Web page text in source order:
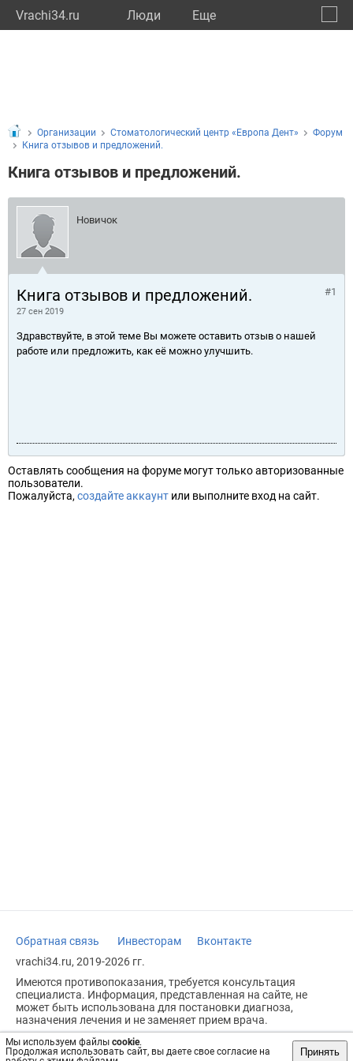
Vrachi34.ru Люди Eще
Мы используем файлы cookie.
Продолжая использовать сайт, вы даете свое согласие на
Принять
Организации Стоматологический центр «Европа Дент»
Форум
Книга отзывов и предложений.
Книга отзывов и предложений.
Новичок
Книга отзывов и предложений.
27 сен 2019
#1
Здравствуйте, в этой теме Вы можете оставить отзыв о нашей
работе или предложить, как её можно улучшить.
Оставлять сообщения на форуме могут только авторизованные
пользователи.
Пожалуйста, создайте аккаунт или выполните вход на сайт.
Обратная связь Инвесторам
Вконтакте
vrachi34.ru, 2019-2026 гг.
Имеются противопоказания, требуется консультация
специалиста. Информация, представленная на сайте, не
может быть использована для постановки диагноза,
назначения лечения и не заменяет прием врача.
Возрастное ограничение: 18+